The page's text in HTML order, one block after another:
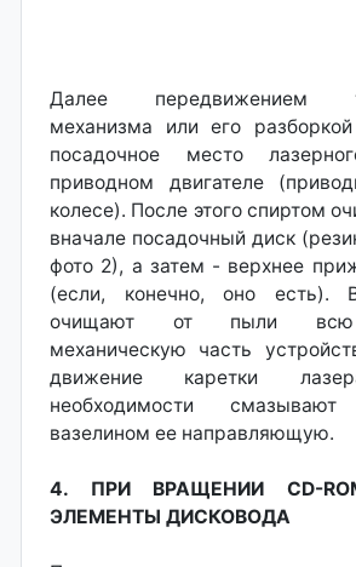
Далее передвижением
механизма или его
посадочное место
приводном двигателе
колесе). После этого спиртом
вначале посадочный диск
фото 2), а затем - верхнее
(если, конечно, оно есть).
очищают от пыли всю
механическую часть
движение каретки
необходимости смазывают
вазелином ее направляющую.
4. ПРИ ВРАЩЕНИИ CD-
ЭЛЕМЕНТЫ ДИСКОВОДА